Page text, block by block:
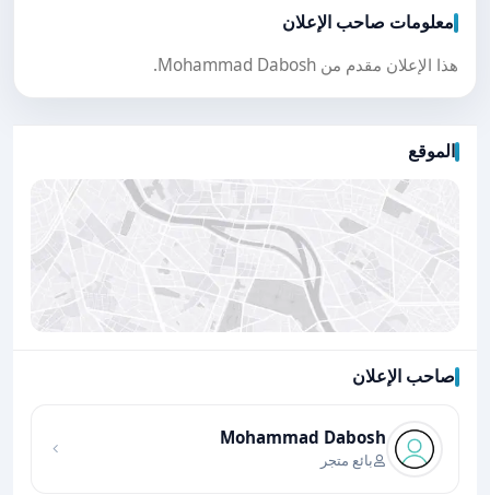
معلومات صاحب الإعلان
هذا الإعلان مقدم من Mohammad Dabosh.
الموقع
صاحب الإعلان
Mohammad Dabosh
بائع متجر